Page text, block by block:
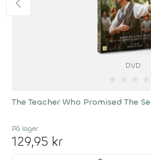
DVD
The Teacher Who Promised The
På lager
129,95 kr